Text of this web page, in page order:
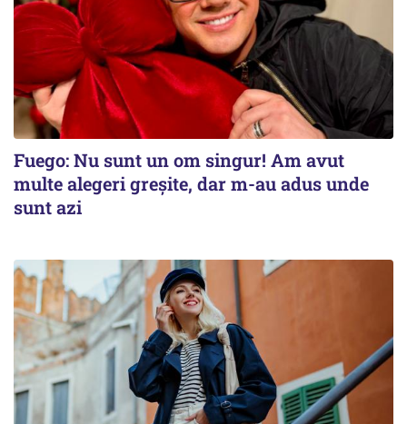
Fuego: Nu sunt un om singur! Am avut
multe alegeri greșite, dar m-au adus unde
sunt azi